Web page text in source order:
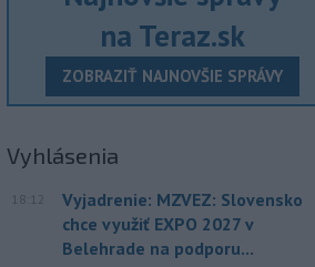
na Teraz.sk
ZOBRAZIŤ NAJNOVŠIE SPRÁVY
Vyhlásenia
18:12
Vyjadrenie: MZVEZ: Slovensko
chce využiť EXPO 2027 v
Belehrade na podporu...